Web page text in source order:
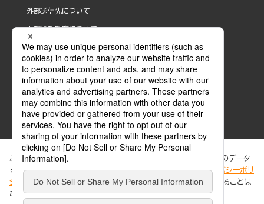
外部送信先について
内部通報制度について
ABJマークは、この電子書店・電子書籍配信サービスが、著作権者からコンテンツ使用許諾を
得た正規版配信サービスであることを示す登録商標(登録番号 第6091713号)です。
ぶんか社が運営するサイトでは、利便性向上のためにCookie等のデータ
を使用しています。 当社のCookieについての詳細は、「プライバシーポリ
シー
」をご覧ください。当サイトでは、訪問者の個人情報を追跡することは
ありません。